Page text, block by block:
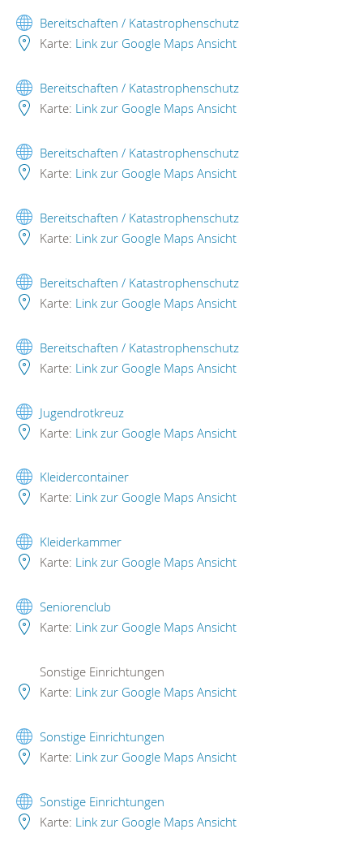
Bereitschaften / Katastrophenschutz
Karte: Link zur Google Maps Ansicht
Bereitschaften / Katastrophenschutz
Karte: Link zur Google Maps Ansicht
Bereitschaften / Katastrophenschutz
Karte: Link zur Google Maps Ansicht
Bereitschaften / Katastrophenschutz
Karte: Link zur Google Maps Ansicht
Bereitschaften / Katastrophenschutz
Karte: Link zur Google Maps Ansicht
Bereitschaften / Katastrophenschutz
Karte: Link zur Google Maps Ansicht
Jugendrotkreuz
Karte: Link zur Google Maps Ansicht
Kleidercontainer
Karte: Link zur Google Maps Ansicht
Kleiderkammer
Karte: Link zur Google Maps Ansicht
Seniorenclub
Karte: Link zur Google Maps Ansicht
Sonstige Einrichtungen
Karte: Link zur Google Maps Ansicht
Sonstige Einrichtungen
Karte: Link zur Google Maps Ansicht
Sonstige Einrichtungen
Karte: Link zur Google Maps Ansicht